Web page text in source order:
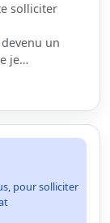
solliciter
un
je…
pour solliciter